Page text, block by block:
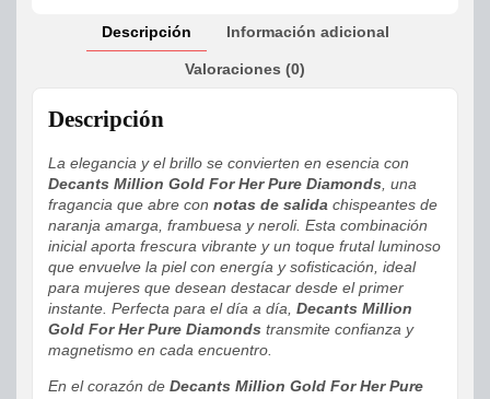
Descripción Información adicional
Valoraciones (0)
Descripción
La elegancia y el brillo se convierten en esencia con
Decants Million Gold For Her Pure Diamonds, una
fragancia que abre con notas de salida chispeantes de
naranja amarga, frambuesa y neroli. Esta combinación
inicial aporta frescura vibrante y un toque frutal luminoso
que envuelve la piel con energía y sofisticación, ideal
para mujeres que desean destacar desde el primer
instante. Perfecta para el día a día, Decants Million
Gold For Her Pure Diamonds transmite confianza y
magnetismo en cada encuentro.
En el corazón de Decants Million Gold For Her Pure